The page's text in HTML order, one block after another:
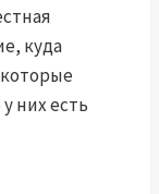
куда
них есть